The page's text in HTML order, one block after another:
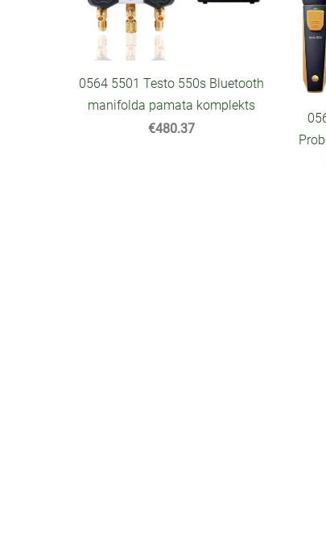
0564 5501 Testo 550s Bluetooth
manifolda pamata komplekts
€480.37